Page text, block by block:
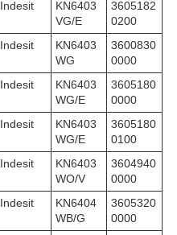
Indesit
KN6403
VG/E
3605182
0200
Indesit
KN6403
WG
3600830
0000
Indesit
KN6403
WG/E
3605180
0000
Indesit
KN6403
WG/E
3605180
0100
Indesit
KN6403
WO/V
3604940
0000
Indesit
KN6404
WB/G
3605320
0000